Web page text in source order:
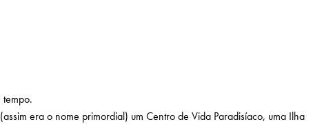
era o nome primordial) um Centro de Vida Paradisíaco, uma Ilha